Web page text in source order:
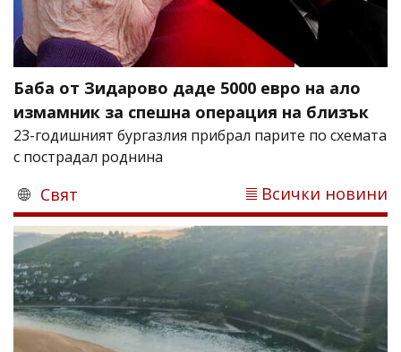
Баба от Зидарово даде 5000 евро на ало
измамник за спешна операция на близък
23-годишният бургазлия прибрал парите по схемата
с пострадал роднина
Свят Всички новини